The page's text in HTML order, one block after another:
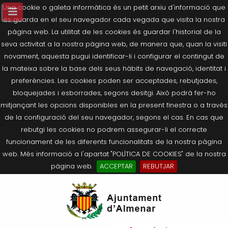
Una cookie o galeta informàtica és un petit arxiu d'informació que
es guarda en el seu navegador cada vegada que visita la nostra
pàgina web. La utilitat de les cookies és guardar l'historial de la
seva activitat a la nostra pàgina web, de manera que, quan la visiti
novament, aquesta pugui identificar-li i configurar el contingut de
la mateixa sobre la base dels seus hàbits de navegació, identitat i
preferències. Les cookies poden ser acceptades, rebutjades,
bloquejades i esborrades, segons desitgi. Això podrà fer-ho
mitjançant les opcions disponibles en la present finestra o a través
de la configuració del seu navegador, segons el cas. En cas que
rebutgi les cookies no podrem assegurar-li el correcte
funcionament de les diferents funcionalitats de la nostra pàgina
web. Més informació a l'apartat "POLÍTICA DE COOKIES" de la nostra
pàgina web.
ACCEPTAR
REBUTJAR
Salutació de l’Alcaldessa
Composició Consistori
Agricultura, Ramaderia i Medi
Què és la Seu Electrònica?
Últimes publicacions